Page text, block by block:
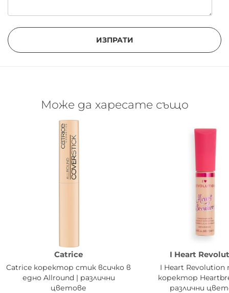
ИЗПРАТИ
Може да харесате също
Catrice
Catrice коректор стик всичко в
едно Allround | различни
цветове
I Heart
I Heart Revolution
коректор
различни